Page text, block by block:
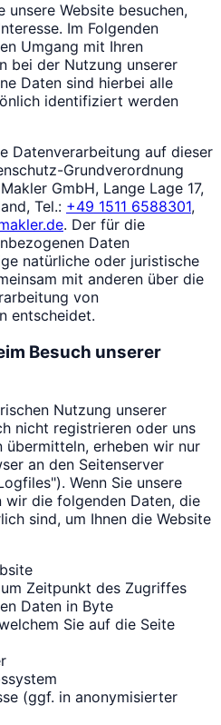
unsere Website besuchen,
Im Folgenden
Umgang mit Ihren
bei der Nutzung unserer
Daten sind hierbei alle
identifiziert werden
Datenverarbeitung auf dieser
Grundverordnung
GmbH, Lange Lage 17,
Tel.: +49 1511 6588301,
. Der für die
Daten
natürliche oder juristische
mit anderen über die
von
entscheidet.
Besuch unserer
Nutzung unserer
nicht registrieren oder uns
erheben wir nur
an den Seitenserver
Wenn Sie unsere
wir die folgenden Daten, die
sind, um Ihnen die Website
Zeitpunkt des Zugriffes
Daten in Byte
Sie auf die Seite
(ggf. in anonymisierter